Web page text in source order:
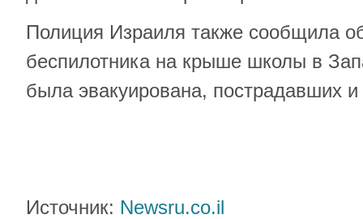
Полиция Израиля также сообщила
беспилотника на крыше школы в
была эвакуирована, пострадавших
Источник: Newsru.co.il